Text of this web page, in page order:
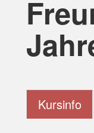
Kursinfo